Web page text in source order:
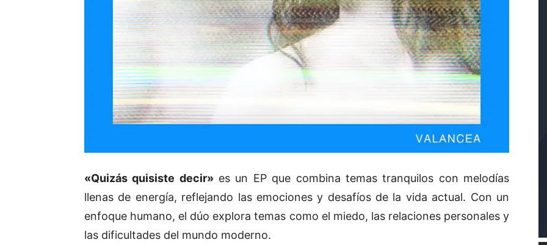
«Quizás quisiste decir»es un EP que combina temas tranquilos con melodías
llenas de energía, reflejando las emociones y desafíos de la vida actual. Con un
enfoque humano, el dúo explora temas como el miedo, las relaciones personales y
las dificultades del mundo moderno.